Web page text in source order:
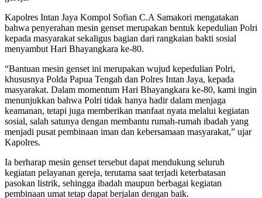
Kapolres Intan Jaya Kompol Sofian C.A Samakori mengatakan
bahwa penyerahan mesin genset merupakan bentuk kepedulian Polri
kepada masyarakat sekaligus bagian dari rangkaian bakti sosial
menyambut Hari Bhayangkara ke-80.
“Bantuan mesin genset ini merupakan wujud kepedulian Polri,
khususnya Polda Papua Tengah dan Polres Intan Jaya, kepada
masyarakat. Dalam momentum Hari Bhayangkara ke-80, kami ingin
menunjukkan bahwa Polri tidak hanya hadir dalam menjaga
keamanan, tetapi juga memberikan manfaat nyata melalui kegiatan
sosial, salah satunya dengan membantu rumah-rumah ibadah yang
menjadi pusat pembinaan iman dan kebersamaan masyarakat,” ujar
Kapolres.
Ia berharap mesin genset tersebut dapat mendukung seluruh
kegiatan pelayanan gereja, terutama saat terjadi keterbatasan
pasokan listrik, sehingga ibadah maupun berbagai kegiatan
pembinaan umat tetap dapat berjalan dengan baik.